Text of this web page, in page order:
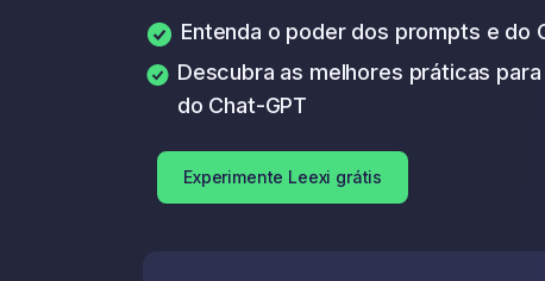
Entenda o poder dos prompts e do
Descubra as melhores práticas
do Chat-GPT
Experimente Leexi grátis